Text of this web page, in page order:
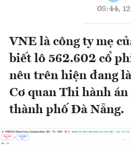
08:44,
VNE là công ty mẹ
biết lô 562.602 cổ
nêu trên hiện đang
Cơ quan Thi hành
thành phố Đà Nẵng.